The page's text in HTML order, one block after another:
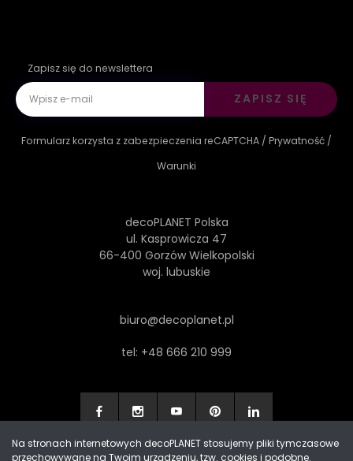
Zapisz się do newslettera
ZAPISZ SIĘ
Formularz korzysta z zabezpieczenia reCAPTCHA / Prywatność /
Warunki
decoPLANET Polska
ul. Kasprowicza 47
66-400 Gorzów Wielkopolski
woj. lubuskie
biuro@decoplanet.pl
tel: +48 666 210 999
Na stronach internetowych decoPLANET stosujemy pliki tymczasowe
przechowywane na Twoim urządzeniu, tzw. cookies i podobne.